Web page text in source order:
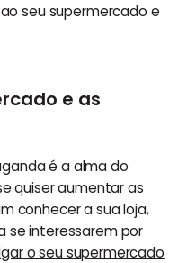
seu supermercado e
e as
é a alma do
quiser aumentar as
conhecer a sua loja,
se interessarem por
o seu supermercado